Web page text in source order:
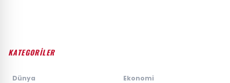
KATEGORİLER
Dünya
Ekonomi